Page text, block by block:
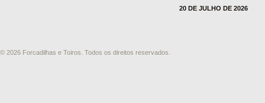
20 DE JULHO DE 2026
© 2026 Forcadilhas e Toiros. Todos os direitos reservados.